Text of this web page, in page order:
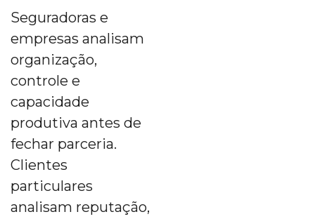
Seguradoras e
empresas analisam
organização,
controle e
capacidade
produtiva antes de
fechar parceria.
Clientes
particulares
analisam reputação,